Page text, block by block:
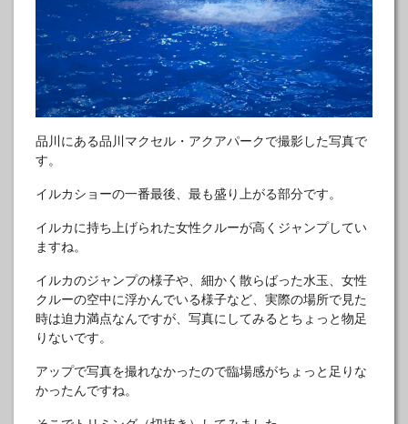
品川にある品川マクセル・アクアパークで撮影した写真で
す。
イルカショーの一番最後、最も盛り上がる部分です。
イルカに持ち上げられた女性クルーが高くジャンプしてい
ますね。
イルカのジャンプの様子や、細かく散らばった水玉、女性
クルーの空中に浮かんでいる様子など、実際の場所で見た
時は迫力満点なんですが、写真にしてみるとちょっと物足
りないです。
アップで写真を撮れなかったので臨場感がちょっと足りな
かったんですね。